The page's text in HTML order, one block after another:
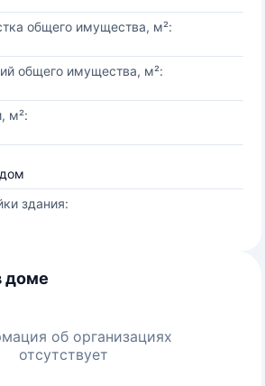
общего имущества, м²:
общего имущества, м²:
м²:
здания:
доме
об организациях
отсутствует